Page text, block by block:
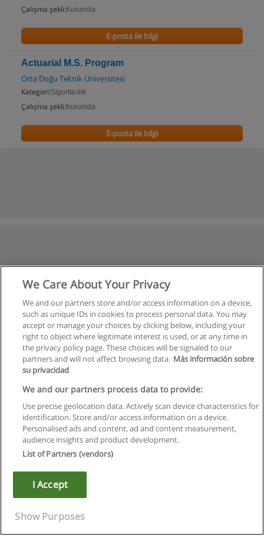
Çalışma şekli: Kurumda
E-posta ile bilgi
Actuarial M.S. Program
Orta Doğu Teknik Üniversitesi
Kategori:Sigortacılık
Çalışma şekli: Kurumda
E-posta ile bilgi
Kullanım koşulları
Gizlilik politikası
Copyright © Educaedu Business S.L. - CIF : B-95610580: -
We Care About Your Privacy
We and our partners store and/or access information on a device,
such as unique IDs in cookies to process personal data. You may
accept or manage your choices by clicking below, including your
right to object where legitimate interest is used, or at any time in
the privacy policy page. These choices will be signaled to our
partners and will not affect browsing data. Más información sobre
su privacidad
We and our partners process data to provide:
Use precise geolocation data. Actively scan device characteristics for
identification. Store and/or access information on a device.
Personalised ads and content, ad and content measurement,
audience insights and product development.
List of Partners (vendors)
I Accept
Show Purposes